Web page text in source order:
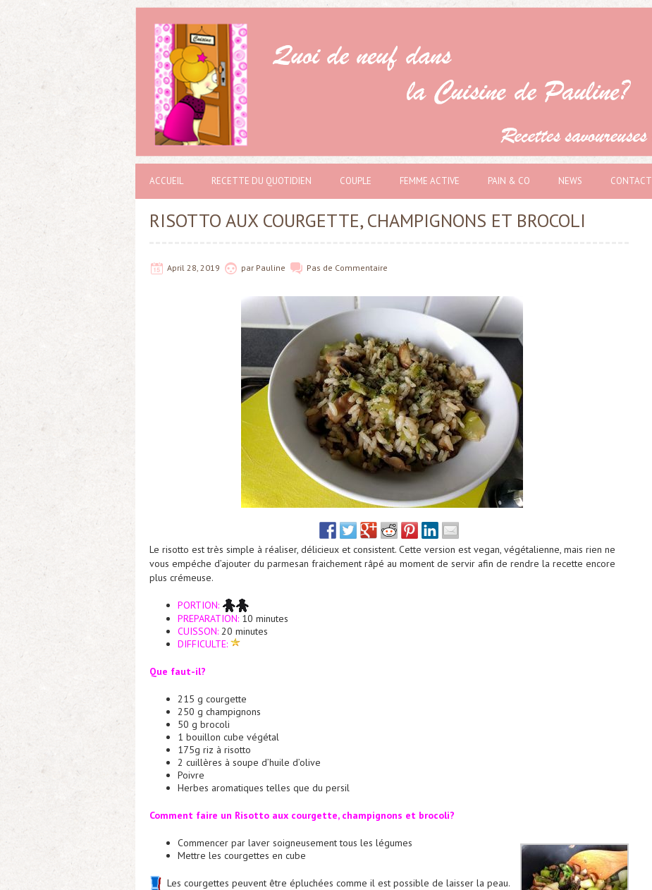
ACCUEIL RECETTE DU QUOTIDIEN COUPLE FEMME ACTIVE PAIN & CO NEWS CONTACT
RISOTTO AUX COURGETTE, CHAMPIGNONS ET BROCOLI
April 28, 2019 par Pauline Pas de Commentaire
Le risotto est très simple à réaliser, délicieux et consistent. Cette version est vegan, végétalienne, mais rien ne
vous empéche d’ajouter du parmesan fraichement râpé au moment de servir afin de rendre la recette encore
plus crémeuse.
PORTION:
PREPARATION: 10 minutes
CUISSON: 20 minutes
DIFFICULTE:
Que faut-il?
215 g courgette
250 g champignons
50 g brocoli
1 bouillon cube végétal
175g riz à risotto
2 cuillères à soupe d’huile d’olive
Poivre
Herbes aromatiques telles que du persil
Comment faire un Risotto aux courgette, champignons et brocoli?
Commencer par laver soigneusement tous les légumes
Mettre les courgettes en cube
Les courgettes peuvent être épluchées comme il est possible de laisser la peau.